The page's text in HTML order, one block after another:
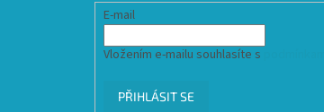
E-mail
Vložením e-mailu souhlasíte s
PŘIHLÁSIT SE